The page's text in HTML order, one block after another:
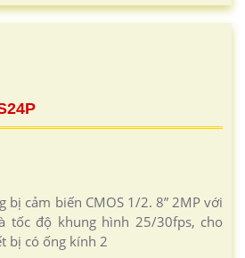
bị cảm biến CMOS 1/2. 8” 2MP với
tốc độ khung hình 25/30fps, cho
bị có ống kính 2